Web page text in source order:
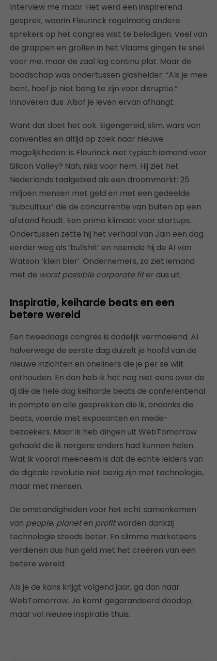
Interview me maar. Het werd een inspirerend
gesprek, waarin Fleurinck regelmatig andere
sprekers op het congres wist te beledigen. Veel van
de grappen en grollen in het Vlaams gingen te snel
voor me, maar de zaal lag continu plat. Maar de
boodschap was ondertussen glashelder: “Als je mee
bent, hoef je niet bang te zijn voor disruptie.”
Innoveren dus. Alsof je leven ervan afhangt.
Want dat doet het ook. Eigengereid, slim, wars van
conventies en altijd op zoek naar nieuwe
mogelijkheden: is Fleurinck niet typisch iemand voor
Silicon Valley? Nah, niks voor hem. Hij ziet het
Nederlands taalgebied als een droommarkt: 25
miljoen mensen met geld en met een gedeelde
‘subcultuur’ die de concurrentie van buiten op een
afstand houdt. Een prima klimaat voor startups.
Ondertussen zette hij het verhaal van Jain een dag
eerder weg als ‘bullshit’ en noemde hij de AI van
Watson ‘klein bier’. Ondernemers, zo ziet iemand
met de worst possible corporate fiter dus uit.
Inspiratie, keiharde beats en een
betere wereld
Een tweedaags congres is dodelijk vermoeiend. Al
halverwege de eerste dag duizelt je hoofd van de
nieuwe inzichten en oneliners die je per se wilt
onthouden. En dan heb ik het nog niet eens over de
dj die de hele dag keiharde beats de conferentiehal
in pompte en alle gesprekken die ik, ondanks die
beats, voerde met exposanten en mede-
bezoekers. Maar ik heb dingen uit WebTomorrow
gehaald die ik nergens anders had kunnen halen.
Wat ik vooral meeneem is dat de echte leiders van
de digitale revolutie niet bezig zijn met technologie,
maar met mensen.
De omstandigheden voor het echt samenkomen
van people, planeten profitworden dankzij
technologie steeds beter. En slimme marketeers
verdienen dus hun geld met het creëren van een
betere wereld.
Als je de kans krijgt volgend jaar, ga dan naar
WebTomorrow. Je komt gegarandeerd doodop,
maar vol nieuwe inspiratie thuis.